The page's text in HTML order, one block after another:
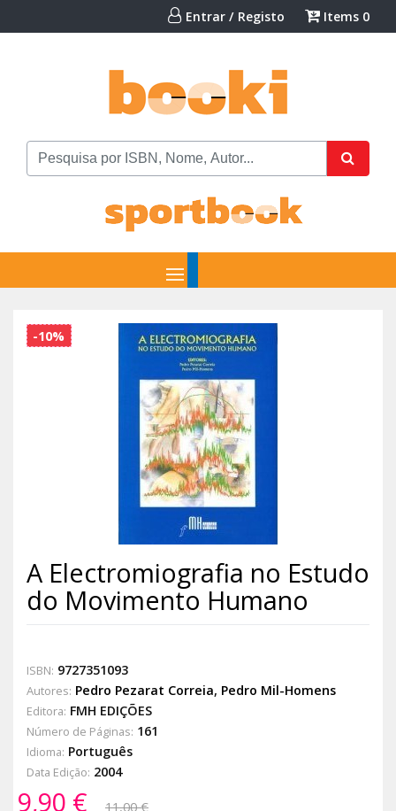
Entrar / Registo Items 0
-10%
A Electromiografia no Estudo
do Movimento Humano
ISBN: 9727351093
Autores: Pedro Pezarat Correia, Pedro Mil-Homens
Editora: FMH EDIÇÕES
Número de Páginas: 161
Idioma: Português
Data Edição: 2004
9,90 €
11,00 €